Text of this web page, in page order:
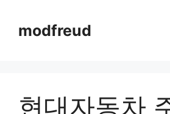
contentmodfreud
현대자동차